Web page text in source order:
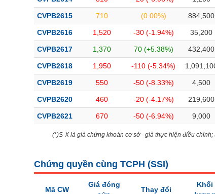
CVPB2615 710 (0.00%) 884,500
CVPB2616 1,520 -30 (-1.94%) 35,200
CVPB2617 1,370 70 (+5.38%) 432,400
CVPB2618 1,950 -110 (-5.34%)
CVPB2619 550 -50 (-8.33%) 4,500
CVPB2620 460 -20 (-4.17%) 219,600
CVPB2621 670 -50 (-6.94%) 9,000
(*)S-X là giá chứng khoán cơ sở - giá thực hiện điều
Chứng quyền cùng TCPH (SSI)
Mã CW
Giá đóng
Thay đổi
Khối
Sách tài chính
Công cụ đầu tư
Truyền thông tài chính
Dữ liệu tài chính